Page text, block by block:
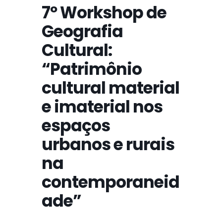
7º Workshop de
Geografia
Cultural:
“Patrimônio
cultural material
e imaterial nos
espaços
urbanos e rurais
na
contemporaneid
ade”